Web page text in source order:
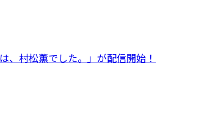
、村松薫でした。」が配信開始！